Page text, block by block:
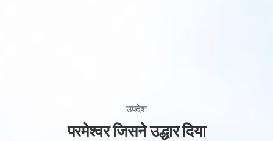
उपदेश
परमेश्वर जिसने उद्धार दिया